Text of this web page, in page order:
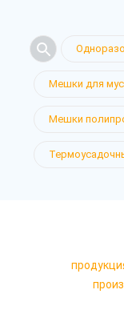
Мешки для
Мешки